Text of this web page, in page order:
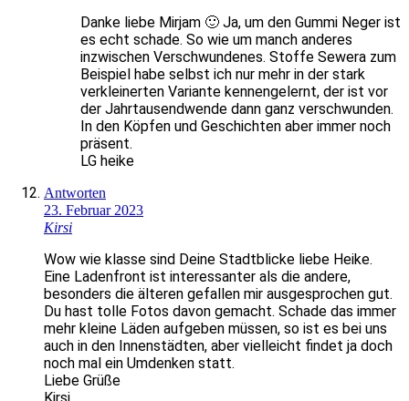
Danke liebe Mirjam 🙂 Ja, um den Gummi Neger ist
es echt schade. So wie um manch anderes
inzwischen Verschwundenes. Stoffe Sewera zum
Beispiel habe selbst ich nur mehr in der stark
verkleinerten Variante kennengelernt, der ist vor
der Jahrtausendwende dann ganz verschwunden.
In den Köpfen und Geschichten aber immer noch
präsent.
LG heike
Antworten
23. Februar 2023
Kirsi
Wow wie klasse sind Deine Stadtblicke liebe Heike.
Eine Ladenfront ist interessanter als die andere,
besonders die älteren gefallen mir ausgesprochen gut.
Du hast tolle Fotos davon gemacht. Schade das immer
mehr kleine Läden aufgeben müssen, so ist es bei uns
auch in den Innenstädten, aber vielleicht findet ja doch
noch mal ein Umdenken statt.
Liebe Grüße